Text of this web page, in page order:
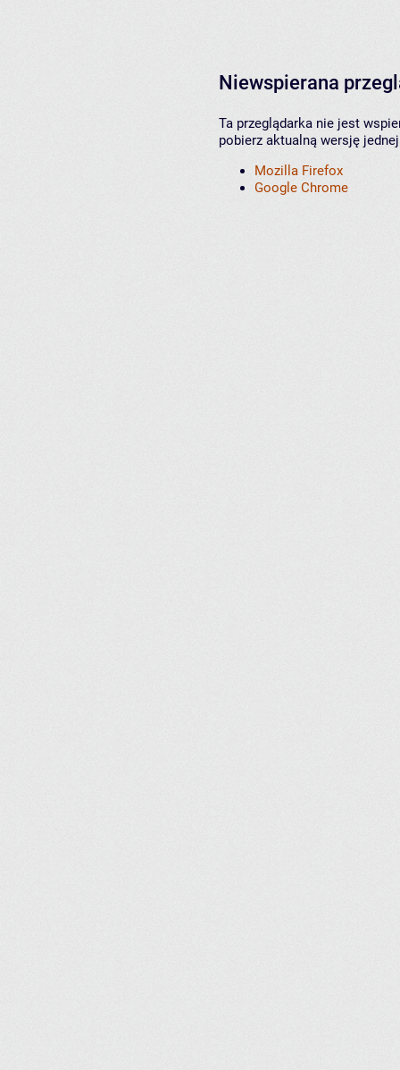
Niewspierana
Ta przeglądarka nie jest
pobierz aktualną wersję
Mozilla Firefox
Google Chrome